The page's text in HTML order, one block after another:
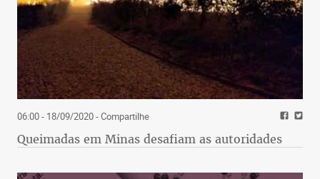
06:00 - 18/09/2020- Compartilhe
Queimadas em Minas desafiam as autoridades